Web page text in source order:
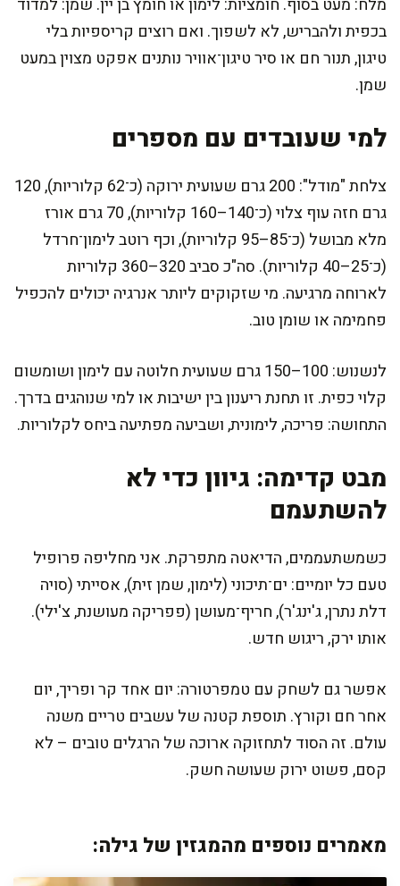
מלח: מעט בסוף. חומציות: לימון או חומץ בן יין. שמן: למדוד
בכפית ולהבריש, לא לשפוך. ואם רוצים קריספיות בלי
טיגון, תנור חם או סיר טיגון־אוויר נותנים אפקט מצוין במעט
שמן.
למי שעובדים עם מספרים
צלחת "מודל": 200 גרם שעועית ירוקה (כ־62 קלוריות), 120
גרם חזה עוף צלוי (כ־140–160 קלוריות), 70 גרם אורז
מלא מבושל (כ־85–95 קלוריות), וכף רוטב לימון־חרדל
(כ־25–40 קלוריות). סה"כ סביב 320–360 קלוריות
לארוחה מרגיעה. מי שזקוקים ליותר אנרגיה יכולים להכפיל
פחמימה או שומן טוב.
לנשנוש: 100–150 גרם שעועית חלוטה עם לימון ושומשום
קלוי כפית. זו תחנת ריענון בין ישיבות או למי שנוהגים בדרך.
התחושה: פריכה, לימונית, ושביעה מפתיעה ביחס לקלוריות.
מבט קדימה: גיוון כדי לא
להשתעמם
כשמשתעממים, הדיאטה מתפרקת. אני מחליפה פרופיל
טעם כל יומיים: ים־תיכוני (לימון, שמן זית), אסייתי (סויה
דלת נתרן, ג'ינג'ר), חריף־מעושן (פפריקה מעושנת, צ'ילי).
אותו ירק, ריגוש חדש.
אפשר גם לשחק עם טמפרטורה: יום אחד קר ופריך, יום
אחר חם וקורץ. תוספת קטנה של עשבים טריים משנה
עולם. זה הסוד לתחזוקה ארוכה של הרגלים טובים – לא
קסם, פשוט ירוק שעושה חשק.
מאמרים נוספים מהמגזין של גילה: